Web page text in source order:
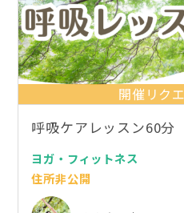
開催リク
呼吸ケアレッスン60分
ヨガ・フィットネス
住所非公開